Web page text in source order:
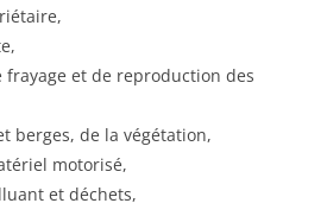
frayage et de reproduction des
berges, de la végétation,
motorisé,
et déchets,